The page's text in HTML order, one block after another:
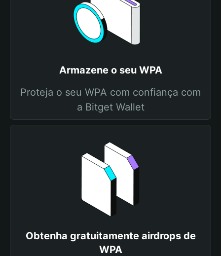
Armazene o seu WPA
Proteja o seu WPA com confiança com
a Bitget Wallet
Obtenha gratuitamente airdrops de
WPA